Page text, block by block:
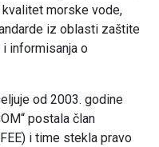
morske vode,
iz oblasti zaštite
informisanja o
od 2003. godine
postala član
i time stekla pravo